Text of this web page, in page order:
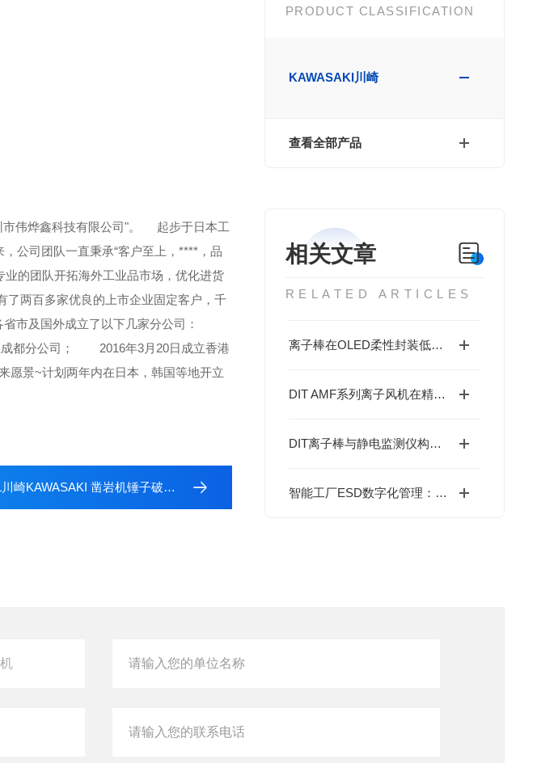
PRODUCT CLASSIFICATION
KAWASAKI川崎
查看全部产品
相关文章
RELATED ARTICLES
离子棒在OLED柔性封装低余压静电控制中的应用
DIT AMF系列离子风机在精密制程中的静电管理方案
DIT离子棒与静电监测仪构建ESD闭环防护体系
智能工厂ESD数字化管理：离子风机/离子棒的PLC与RS485远程监控集成要点
伟烨鑫科技有限公司"。
起步于日本工
公司团队一直秉承“客户至上，****，品
的团队开拓海外工业品市场，优化进货
两百多家优良的上市企业固定客户，千
市及国外成立了以下几家分公司：
都分公司；
2016年3月20日成立香港
愿景~计划两年内在日本，韩国等地开立
KAWASAKI 凿岩机锤子破碎机夯实机